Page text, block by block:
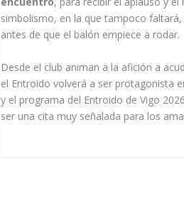
simbolismo, en la que tampoco
antes de que el balón empiece a rodar.
Desde el club animan a la afición a
el Entroido volverá a ser protagonista
y el programa del Entroido de Vigo
ser una cita muy señalada para los